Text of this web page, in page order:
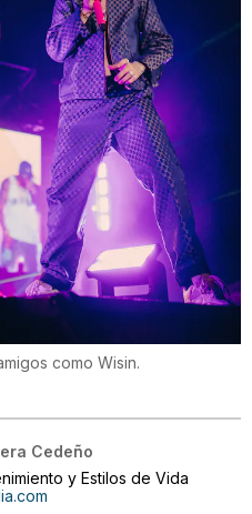
como Wisin.
Cedeño
y Estilos de Vida